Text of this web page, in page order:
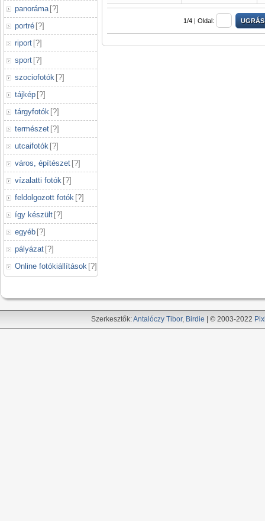
panoráma [?]
portré [?]
riport [?]
sport [?]
szociofotók [?]
tájkép [?]
tárgyfotók [?]
természet [?]
utcaifotók [?]
város, építészet [?]
vízalatti fotók [?]
feldolgozott fotók [?]
így készült [?]
egyéb [?]
pályázat [?]
Online fotókiállítások [?]
1/4 | Oldal:
Szerkesztők:Antalóczy Tibor, Birdie | © 2003-2022